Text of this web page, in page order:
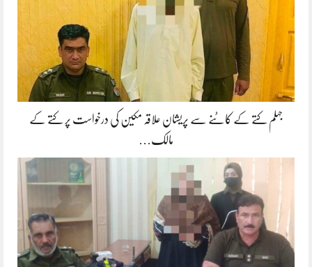
جہلم کتے کے کاٹنے سے پریشان علاقہ مکین کی درخواست پر کتے کے
مالک…